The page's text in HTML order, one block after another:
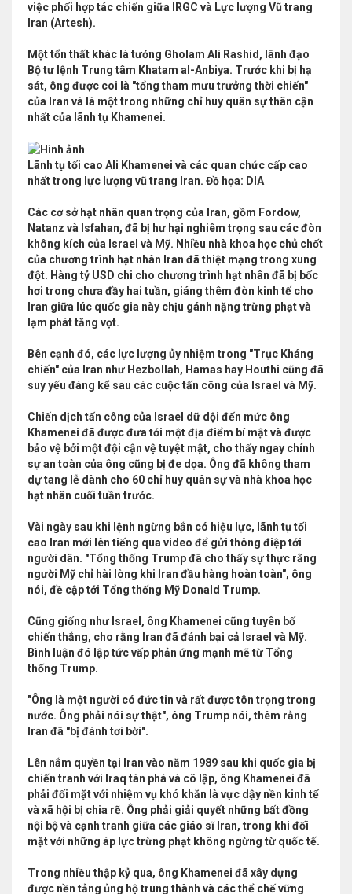
việc phối hợp tác chiến giữa IRGC và Lực lượng Vũ trang
Iran (Artesh).
Một tổn thất khác là tướng Gholam Ali Rashid, lãnh đạo
Bộ tư lệnh Trung tâm Khatam al-Anbiya. Trước khi bị hạ
sát, ông được coi là "tổng tham mưu trưởng thời chiến"
của Iran và là một trong những chỉ huy quân sự thân cận
nhất của lãnh tụ Khamenei.
Lãnh tụ tối cao Ali Khamenei và các quan chức cấp cao
nhất trong lực lượng vũ trang Iran. Đồ họa: DIA
Các cơ sở hạt nhân quan trọng của Iran, gồm Fordow,
Natanz và Isfahan, đã bị hư hại nghiêm trọng sau các đòn
không kích của Israel và Mỹ. Nhiều nhà khoa học chủ chốt
của chương trình hạt nhân Iran đã thiệt mạng trong xung
đột. Hàng tỷ USD chi cho chương trình hạt nhân đã bị bốc
hơi trong chưa đầy hai tuần, giáng thêm đòn kinh tế cho
Iran giữa lúc quốc gia này chịu gánh nặng trừng phạt và
lạm phát tăng vọt.
Bên cạnh đó, các lực lượng ủy nhiệm trong "Trục Kháng
chiến" của Iran như Hezbollah, Hamas hay Houthi cũng đã
suy yếu đáng kể sau các cuộc tấn công của Israel và Mỹ.
Chiến dịch tấn công của Israel dữ dội đến mức ông
Khamenei đã được đưa tới một địa điểm bí mật và được
bảo vệ bởi một đội cận vệ tuyệt mật, cho thấy ngay chính
sự an toàn của ông cũng bị đe dọa. Ông đã không tham
dự tang lễ dành cho 60 chỉ huy quân sự và nhà khoa học
hạt nhân cuối tuần trước.
Vài ngày sau khi lệnh ngừng bắn có hiệu lực, lãnh tụ tối
cao Iran mới lên tiếng qua video để gửi thông điệp tới
người dân. "Tổng thống Trump đã cho thấy sự thực rằng
người Mỹ chỉ hài lòng khi Iran đầu hàng hoàn toàn", ông
nói, đề cập tới Tổng thống Mỹ Donald Trump.
Cũng giống như Israel, ông Khamenei cũng tuyên bố
chiến thắng, cho rằng Iran đã đánh bại cả Israel và Mỹ.
Bình luận đó lập tức vấp phản ứng mạnh mẽ từ Tổng
thống Trump.
"Ông là một người có đức tin và rất được tôn trọng trong
nước. Ông phải nói sự thật", ông Trump nói, thêm rằng
Iran đã "bị đánh tơi bời".
Lên nắm quyền tại Iran vào năm 1989 sau khi quốc gia bị
chiến tranh với Iraq tàn phá và cô lập, ông Khamenei đã
phải đối mặt với nhiệm vụ khó khăn là vực dậy nền kinh tế
và xã hội bị chia rẽ. Ông phải giải quyết những bất đồng
nội bộ và cạnh tranh giữa các giáo sĩ Iran, trong khi đối
mặt với những áp lực trừng phạt không ngừng từ quốc tế.
Trong nhiều thập kỷ qua, ông Khamenei đã xây dựng
được nền tảng ủng hộ trung thành và các thể chế vững